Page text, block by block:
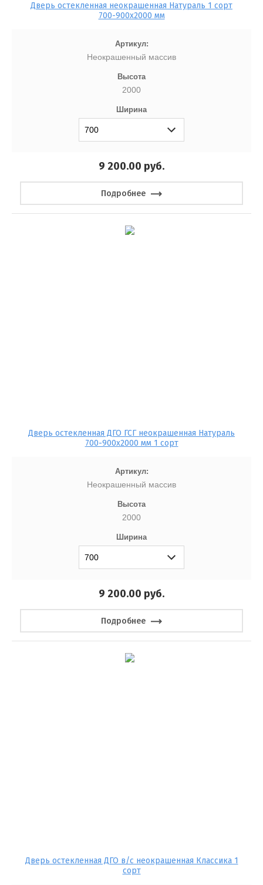
Дверь остекленная неокрашенная Натураль 1 сорт
700-900x2000 мм
Артикул:
Неокрашенный массив
Высота
2000
Ширина
9 200.00 руб.
Подробнее
Дверь остекленная ДГО ГСГ неокрашенная Натураль
700-900x2000 мм 1 сорт
Артикул:
Неокрашенный массив
Высота
2000
Ширина
9 200.00 руб.
Подробнее
Дверь остекленная ДГО в/с неокрашенная Классика 1
сорт